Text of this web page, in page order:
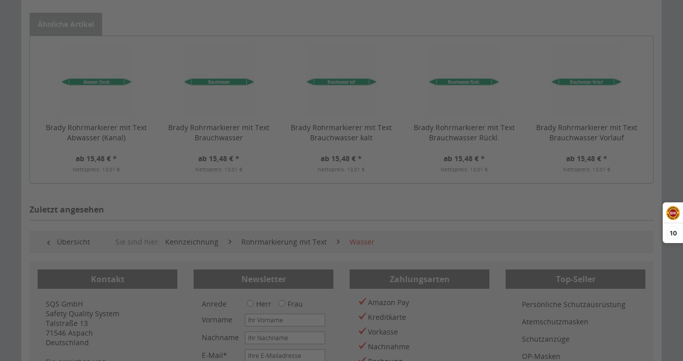
10
Ähnliche Artikel
Brady Rohrmarkierer mit Text
Abwasser (Kanal)
ab 15,48 € *
Nettopreis: 13,01 €
Brady Rohrmarkierer mit Text
Brauchwasser
ab 15,48 € *
Nettopreis: 13,01 €
Brady Rohrmarkierer mit Text
Brauchwasser kalt
ab 15,48 € *
Nettopreis: 13,01 €
Brady Rohrmarkierer mit Text
Brauchwasser Rückl.
ab 15,48 € *
Nettopreis: 13,01 €
Brady Rohrmarkierer mit Text
Brauchwasser Vorlauf
ab 15,48 € *
Nettopreis: 13,01 €
Zuletzt angesehen
Übersicht Sie sind hier: Kennzeichnung Rohrmarkierung mit Text Wasser
Kontakt
SQS GmbH
Safety Quality System
Talstraße 13
71546 Aspach
Deutschland
Newsletter
Anrede Herr
Frau
Vorname
Nachname
E-Mail*
Zahlungsarten
Amazon Pay
Kreditkarte
Vorkasse
Nachnahme
Top-Seller
Persönliche Schutzausrüstung
Atemschutzmasken
Schutzanzüge
OP-Masken